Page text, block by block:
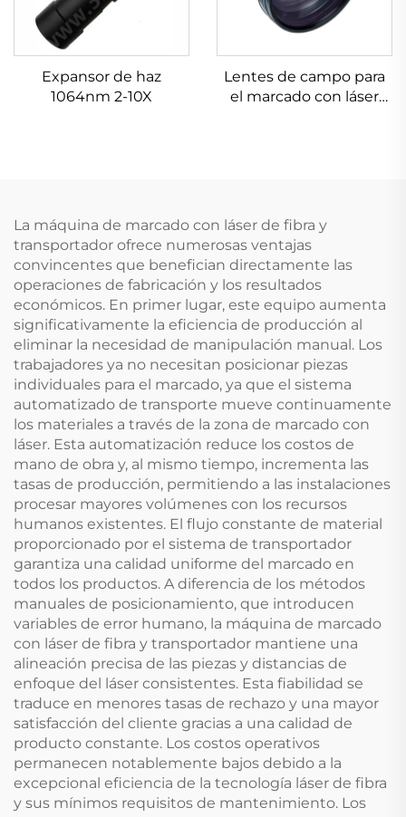
Expansor de haz
1064nm 2-10X
Lentes de campo para
el marcado con láser
La máquina de marcado con láser de fibra y
transportador ofrece numerosas ventajas
convincentes que benefician directamente las
operaciones de fabricación y los resultados
económicos. En primer lugar, este equipo aumenta
significativamente la eficiencia de producción al
eliminar la necesidad de manipulación manual. Los
trabajadores ya no necesitan posicionar piezas
individuales para el marcado, ya que el sistema
automatizado de transporte mueve continuamente
los materiales a través de la zona de marcado con
láser. Esta automatización reduce los costos de
mano de obra y, al mismo tiempo, incrementa las
tasas de producción, permitiendo a las instalaciones
procesar mayores volúmenes con los recursos
humanos existentes. El flujo constante de material
proporcionado por el sistema de transportador
garantiza una calidad uniforme del marcado en
todos los productos. A diferencia de los métodos
manuales de posicionamiento, que introducen
variables de error humano, la máquina de marcado
con láser de fibra y transportador mantiene una
alineación precisa de las piezas y distancias de
enfoque del láser consistentes. Esta fiabilidad se
traduce en menores tasas de rechazo y una mayor
satisfacción del cliente gracias a una calidad de
producto constante. Los costos operativos
permanecen notablemente bajos debido a la
excepcional eficiencia de la tecnología láser de fibra
y sus mínimos requisitos de mantenimiento. Los